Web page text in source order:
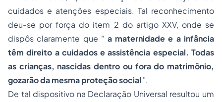
cuidados e atenções especiais. Tal reconhecimento
deu-se por força do item 2 do artigo XXV, onde se
dispôs claramente que " a maternidade e a infância
têm direito a cuidados e assistência especial. Todas
as crianças, nascidas dentro ou fora do matrimônio,
gozarão da mesma proteção social ".
De tal dispositivo na Declaração Universal resultou um